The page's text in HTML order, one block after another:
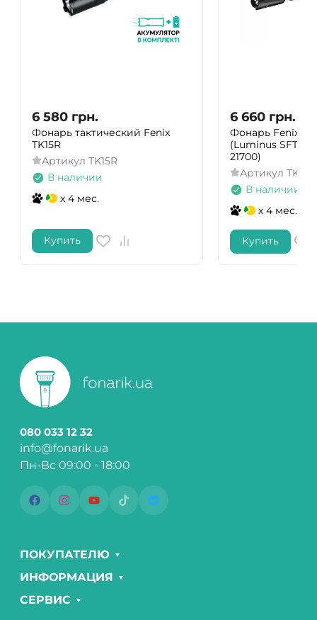
6 580 грн.
Фонарь тактический Fenix ​​
TK15R
Артикул TK15R
В наличии
x 4 мес.
Купить
6 660 грн.
Фонарь Fenix
(Luminus SFT70,
21700)
Артикул
В наличии
x 4 мес.
Купить
080 033 12 32
info@fonarik.ua
Пн-Вс 09:00 - 18:00
ПОКУПАТЕЛЮ
ИНФОРМАЦИЯ
СЕРВИС